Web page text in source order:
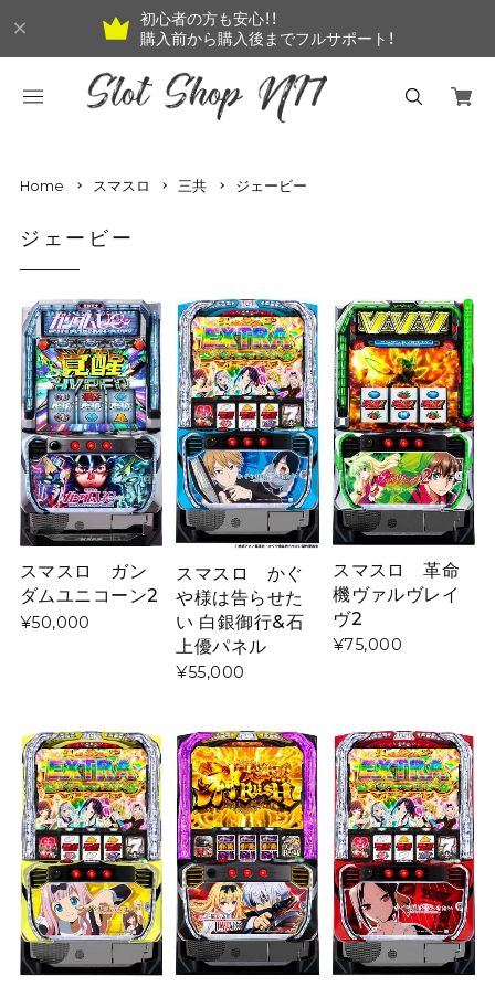
初心者の方も安心！！
購入前から購入後までフルサポート！
Home スマスロ 三共 ジェービー
ジェービー
スマスロ ガン
ダムユニコーン2
¥50,000
スマスロ かぐ
や様は告らせた
い 白銀御行&石
上優パネル
¥55,000
スマスロ 革命
機ヴァルヴレイ
ヴ2
¥75,000